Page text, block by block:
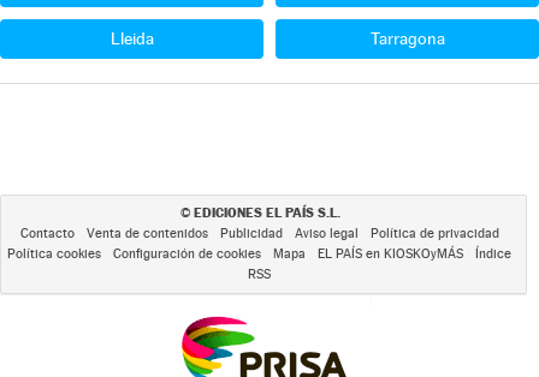
Lleida Tarragona
© EDICIONES EL PAÍS S.L.
Contacto Venta de contenidos Publicidad Aviso legal
Política de privacidad
Política cookies
Configuración de cookies Mapa EL PAÍS en KIOSKOyMÁS
Índice
RSS